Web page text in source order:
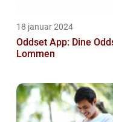
18 januar 2024
Oddset App: Dine
Lommen